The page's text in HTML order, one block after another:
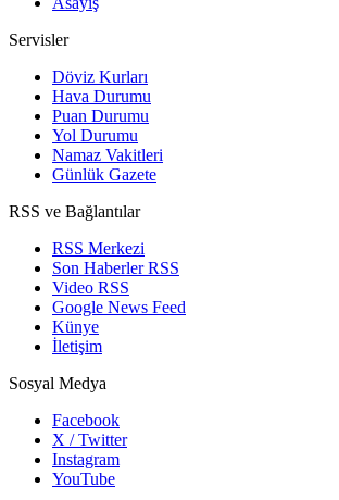
Servisler
Döviz Kurları
Hava Durumu
Puan Durumu
Yol Durumu
Namaz Vakitleri
Günlük Gazete
RSS ve Bağlantılar
RSS Merkezi
Son Haberler RSS
Video RSS
Google News Feed
Künye
İletişim
Sosyal Medya
Facebook
X / Twitter
Instagram
YouTube